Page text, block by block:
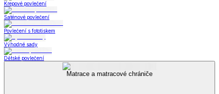
Krepové povlečení
Saténové povlečení
Povlečení s fototiskem
Výhodné sady
Dětské povlečení
Matrace a matracové chrániče